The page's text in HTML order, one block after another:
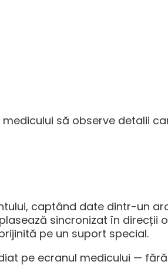
să observe detalii
captând date dintr-un
sincronizat în direcții
pe un suport special.
pe ecranul medicului — fără